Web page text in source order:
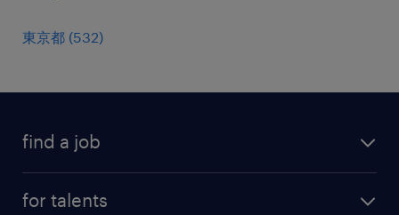
東京都 (532)
find a job
for talents